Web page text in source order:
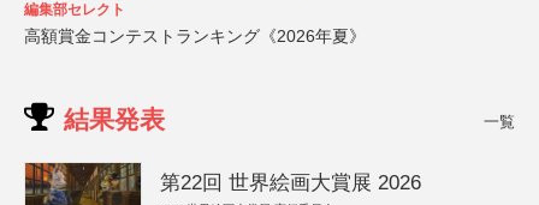
編集部セレクト
高額賞金コンテストランキング《2026年夏》
結果発表 一覧
第22回 世界絵画大賞展 2026